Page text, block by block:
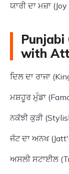
ਯਾਰੀ ਦਾ ਮਜ਼ਾ
with
ਦਿਲ ਦਾ ਰਾਜਾ
ਮਸ਼ਹੂਰ ਮੁੰਡਾ
ਨਕੱਝੀ ਕੁੜੀ
ਜੱਟ ਦਾ ਅਨਖ
ਅਸਲੀ ਸਟਾਈਲ